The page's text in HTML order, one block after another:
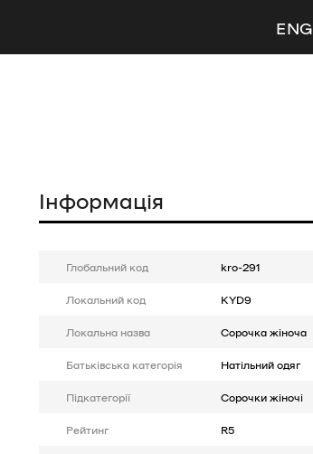
ENG
Інформація
Глобальний код kro-291
Локальний код KYD9
Локальна назва Сорочка жіноча
Батькiвська категорія Натільний одяг
Підкатегорії Сорочки жіночі
Рейтинг R5